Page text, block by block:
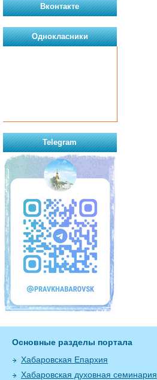
Вконтакте
Однокласники
Telegram
Основные разделы портала
Хабаровская Епархия
Хабаровская духовная семинария